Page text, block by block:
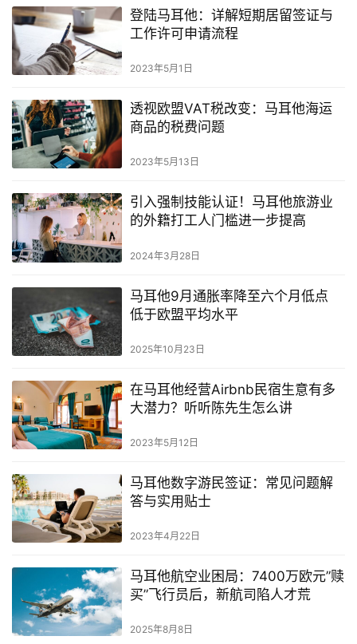
登陆马耳他：详解短期居留签证与
工作许可申请流程
2023年5月1日
透视欧盟VAT税改变：马耳他海运
商品的税费问题
2023年5月13日
引入强制技能认证！马耳他旅游业
的外籍打工人门槛进一步提高
2024年3月28日
马耳他9月通胀率降至六个月低点
低于欧盟平均水平
2025年10月23日
在马耳他经营Airbnb民宿生意有多
大潜力？听听陈先生怎么讲
2023年5月12日
马耳他数字游民签证：常见问题解
答与实用贴士
2023年4月22日
马耳他航空业困局：7400万欧元”赎
买”飞行员后，新航司陷人才荒
2025年8月8日